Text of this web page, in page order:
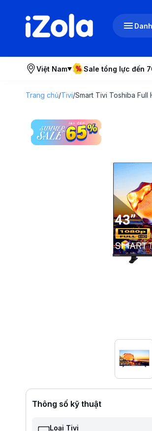
Việt Nam Sale tổng lực đến
Trang chủ/Tivi/Smart Tivi Toshiba Full
Thông số kỹ thuật
Loại Tivi